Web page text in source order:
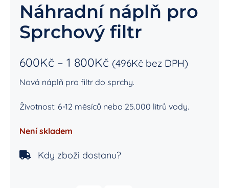
Náhradní náplň pro
Sprchový filtr
600Kč – 1 800Kč (496Kčbez DPH)
Nová náplň pro filtr do sprchy.
Životnost: 6-12 měsíců nebo 25.000 litrů vody.
Není skladem
Kdy zboži dostanu?